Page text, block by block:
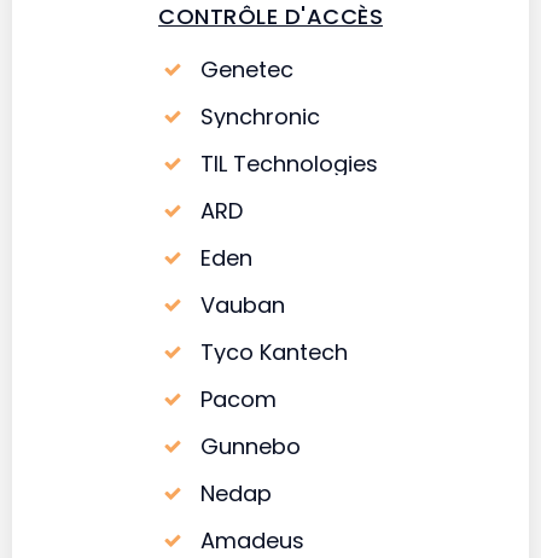
CONTRÔLE D'ACCÈS
Genetec
Synchronic
TIL Technologies
ARD
Eden
Vauban
Tyco Kantech
Pacom
Gunnebo
Nedap
Amadeus